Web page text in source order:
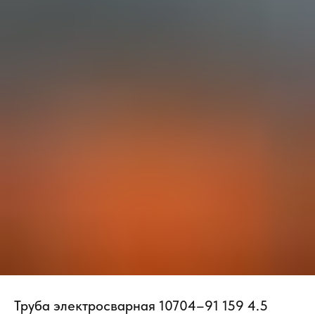
Труба электросварная 10704–91 159 4.5